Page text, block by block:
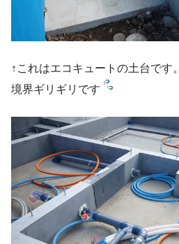
↑これはエコキュートの土台です。
境界ギリギリです